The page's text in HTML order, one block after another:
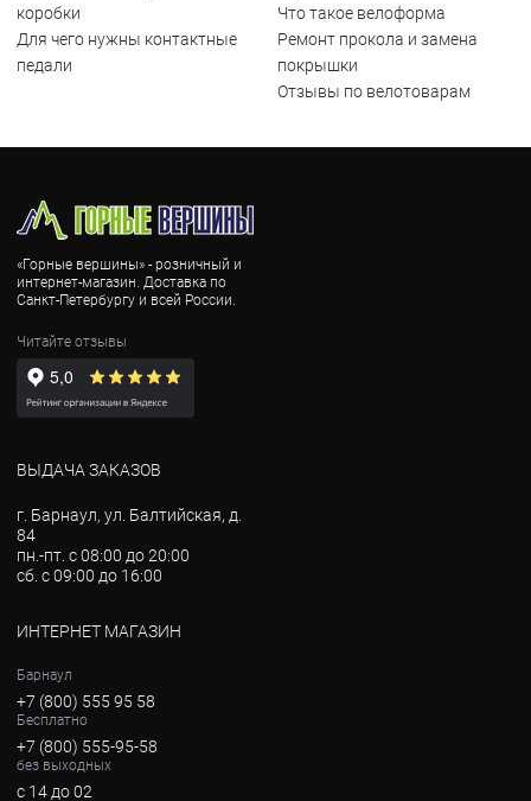
коробки
Для чего нужны контактные
педали
Что такое велоформа
Ремонт прокола и замена
покрышки
Отзывы по велотоварам
«Горные вершины» - розничный и
интернет-магазин. Доставка по
Санкт-Петербургу и всей России.
Читайте отзывы
ВЫДАЧА ЗАКАЗОВ
г. Барнаул, ул. Балтийская, д.
84
пн.-пт. с 08:00 до 20:00
сб. с 09:00 до 16:00
ИНТЕРНЕТ МАГАЗИН
Барнаул
+7 (800) 555 95 58
Бесплатно
+7 (800) 555-95-58
без выходных
с 14 до 02